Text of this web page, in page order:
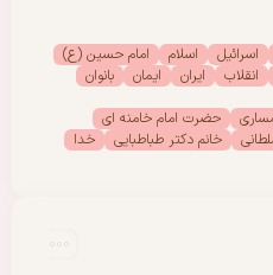
اسرائیل اسلام
امام حسین (ع)
انقلاب ایران ایمان
بانوان
حضرت امام خامنه ای
خانم دکتر طباطبایی
خدا